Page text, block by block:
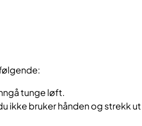
tunge løft.
ikke bruker hånden og strekk ut